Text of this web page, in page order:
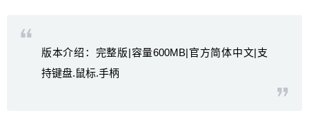
版本介绍：完整版|容量600MB|官方简体中文|支
持键盘.鼠标.手柄